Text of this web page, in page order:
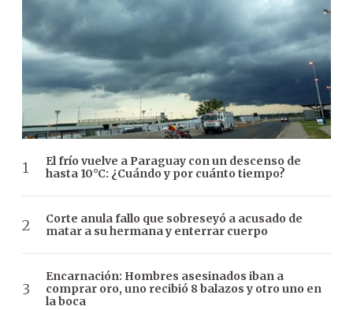
El frío vuelve a Paraguay con un descenso de
hasta 10°C: ¿Cuándo y por cuánto tiempo?
Corte anula fallo que sobreseyó a acusado de
matar a su hermana y enterrar cuerpo
Encarnación: Hombres asesinados iban a
comprar oro, uno recibió 8 balazos y otro uno en
la boca